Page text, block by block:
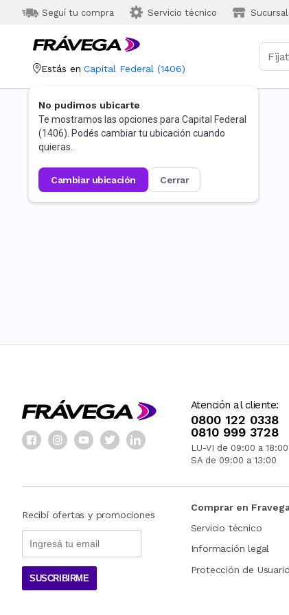
Seguí tu compra Servicio técnico
Estás en Capital Federal (1406)
No pudimos ubicarte
Te mostramos las opciones para Capital Federal
(1406). Podés cambiar tu ubicación cuando
quieras.
cambiar ubicación cerrar
Atención al cliente:
0800 122 0338
0810 999 3728
LU-VI de 09:00 a 18:00
SA de 09:00 a 13:00
Recibí ofertas y promociones
SUSCRIBIRME
Comprar en
Servicio técnico
Información legal
Protección de